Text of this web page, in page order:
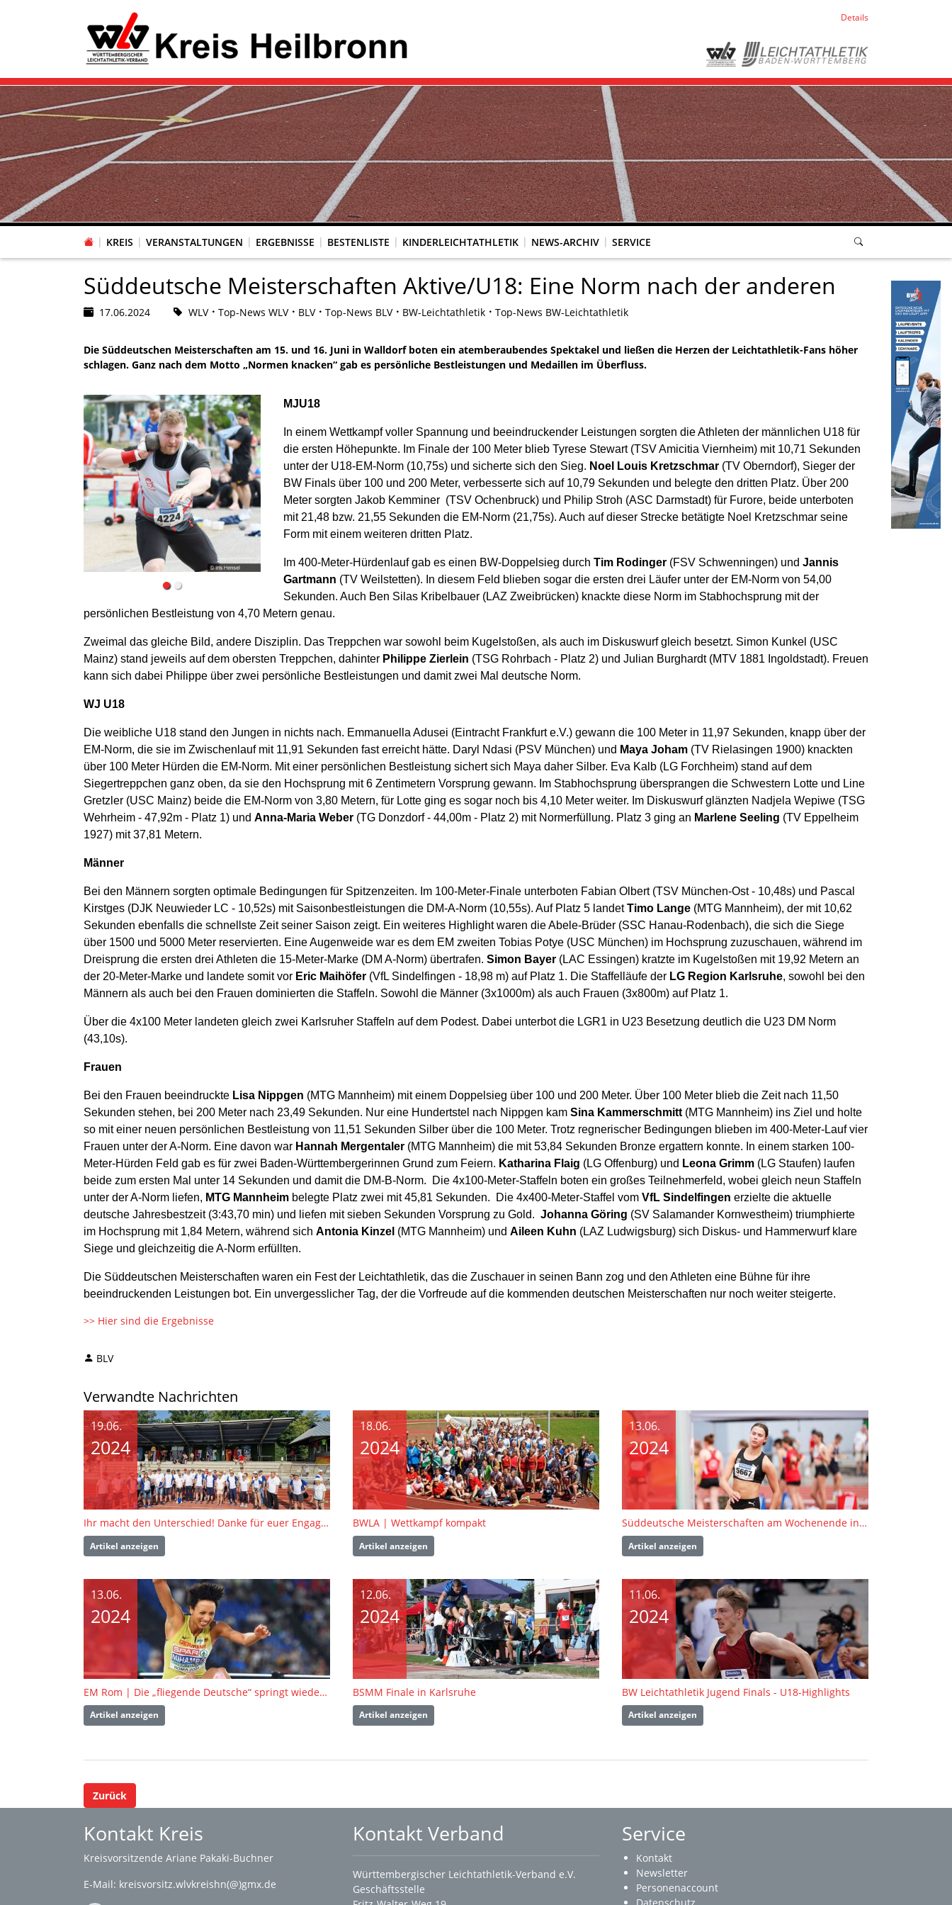
Details
KREIS VERANSTALTUNGEN ERGEBNISSE BESTENLISTE KINDERLEICHTATHLETIK NEWS-ARCHIV SERVICE
Süddeutsche Meisterschaften Aktive/U18: Eine Norm nach der anderen
17.06.2024 WLV Top-News WLV BLV Top-News BLV BW-Leichtathletik Top-News BW-Leichtathletik
Die Süddeutschen Meisterschaften am 15. und 16. Juni in Walldorf boten ein atemberaubendes Spektakel und ließen die Herzen der Leichtathletik-Fans höher
schlagen. Ganz nach dem Motto „Normen knacken“ gab es persönliche Bestleistungen und Medaillen im Überfluss.
MJU18
In einem Wettkampf voller Spannung und beeindruckender Leistungen sorgten die Athleten der männlichen U18 für
die ersten Höhepunkte. Im Finale der 100 Meter blieb Tyrese Stewart (TSV Amicitia Viernheim) mit 10,71 Sekunden
unter der U18-EM-Norm (10,75s) und sicherte sich den Sieg. Noel Louis Kretzschmar (TV Oberndorf), Sieger der
BW Finals über 100 und 200 Meter, verbesserte sich auf 10,79 Sekunden und belegte den dritten Platz. Über 200
Meter sorgten Jakob Kemminer (TSV Ochenbruck) und Philip Stroh (ASC Darmstadt) für Furore, beide unterboten
mit 21,48 bzw. 21,55 Sekunden die EM-Norm (21,75s). Auch auf dieser Strecke betätigte Noel Kretzschmar seine
Form mit einem weiteren dritten Platz.
Im 400-Meter-Hürdenlauf gab es einen BW-Doppelsieg durch Tim Rodinger (FSV Schwenningen) und Jannis
Gartmann (TV Weilstetten). In diesem Feld blieben sogar die ersten drei Läufer unter der EM-Norm von 54,00
Sekunden. Auch Ben Silas Kribelbauer (LAZ Zweibrücken) knackte diese Norm im Stabhochsprung mit der
persönlichen Bestleistung von 4,70 Metern genau.
Zweimal das gleiche Bild, andere Disziplin. Das Treppchen war sowohl beim Kugelstoßen, als auch im Diskuswurf gleich besetzt. Simon Kunkel (USC
Mainz) stand jeweils auf dem obersten Treppchen, dahinter Philippe Zierlein (TSG Rohrbach - Platz 2) und Julian Burghardt (MTV 1881 Ingoldstadt). Freuen
kann sich dabei Philippe über zwei persönliche Bestleistungen und damit zwei Mal deutsche Norm.
WJ U18
Die weibliche U18 stand den Jungen in nichts nach. Emmanuella Adusei (Eintracht Frankfurt e.V.) gewann die 100 Meter in 11,97 Sekunden, knapp über der
EM-Norm, die sie im Zwischenlauf mit 11,91 Sekunden fast erreicht hätte. Daryl Ndasi (PSV München) und Maya Joham (TV Rielasingen 1900) knackten
über 100 Meter Hürden die EM-Norm. Mit einer persönlichen Bestleistung sichert sich Maya daher Silber. Eva Kalb (LG Forchheim) stand auf dem
Siegertreppchen ganz oben, da sie den Hochsprung mit 6 Zentimetern Vorsprung gewann. Im Stabhochsprung übersprangen die Schwestern Lotte und Line
Gretzler (USC Mainz) beide die EM-Norm von 3,80 Metern, für Lotte ging es sogar noch bis 4,10 Meter weiter. Im Diskuswurf glänzten Nadjela Wepiwe (TSG
Wehrheim - 47,92m - Platz 1) und Anna-Maria Weber (TG Donzdorf - 44,00m - Platz 2) mit Normerfüllung. Platz 3 ging an Marlene Seeling (TV Eppelheim
1927) mit 37,81 Metern.
Männer
Bei den Männern sorgten optimale Bedingungen für Spitzenzeiten. Im 100-Meter-Finale unterboten Fabian Olbert (TSV München-Ost - 10,48s) und Pascal
Kirstges (DJK Neuwieder LC - 10,52s) mit Saisonbestleistungen die DM-A-Norm (10,55s). Auf Platz 5 landetTimo Lange (MTG Mannheim), der mit 10,62
Sekunden ebenfalls die schnellste Zeit seiner Saison zeigt. Ein weiteres Highlight waren die Abele-Brüder (SSC Hanau-Rodenbach), die sich die Siege
über 1500 und 5000 Meter reservierten. Eine Augenweide war es dem EM zweiten Tobias Potye (USC München) im Hochsprung zuzuschauen, während im
Dreisprung die ersten drei Athleten die 15-Meter-Marke (DM A-Norm) übertrafen. Simon Bayer (LAC Essingen) kratzte im Kugelstoßen mit 19,92 Metern an
der 20-Meter-Marke und landete somit vor Eric Maihöfer (VfL Sindelfingen - 18,98 m) auf Platz 1. Die Staffelläufe der LG Region Karlsruhe, sowohl bei den
Männern als auch bei den Frauen dominierten die Staffeln. Sowohl die Männer (3x1000m) als auch Frauen (3x800m) auf Platz 1.
Über die 4x100 Meter landeten gleich zwei Karlsruher Staffeln auf dem Podest. Dabei unterbot die LGR1 in U23 Besetzung deutlich die U23 DM Norm
(43,10s).
Frauen
Bei den Frauen beeindruckte Lisa Nippgen (MTG Mannheim) mit einem Doppelsieg über 100 und 200 Meter. Über 100 Meter blieb die Zeit nach 11,50
Sekunden stehen, bei 200 Meter nach 23,49 Sekunden. Nur eine Hundertstel nach Nippgen kam Sina Kammerschmitt (MTG Mannheim) ins Ziel und holte
so mit einer neuen persönlichen Bestleistung von 11,51 Sekunden Silber über die 100 Meter. Trotz regnerischer Bedingungen blieben im 400-Meter-Lauf vier
Frauen unter der A-Norm. Eine davon war Hannah Mergentaler (MTG Mannheim) die mit 53,84 Sekunden Bronze ergattern konnte. In einem starken 100-
Meter-Hürden Feld gab es für zwei Baden-Württembergerinnen Grund zum Feiern. Katharina Flaig (LG Offenburg) und Leona Grimm (LG Staufen) laufen
beide zum ersten Mal unter 14 Sekunden und damit die DM-B-Norm. Die 4x100-Meter-Staffeln boten ein großes Teilnehmerfeld, wobei gleich neun Staffeln
unter der A-Norm liefen, MTG Mannheim belegte Platz zwei mit 45,81 Sekunden. Die 4x400-Meter-Staffel vom VfL Sindelfingen erzielte die aktuelle
deutsche Jahresbestzeit (3:43,70 min) und liefen mit sieben Sekunden Vorsprung zu Gold. Johanna Göring (SV Salamander Kornwestheim) triumphierte
im Hochsprung mit 1,84 Metern, während sich Antonia Kinzel (MTG Mannheim) und Aileen Kuhn (LAZ Ludwigsburg) sich Diskus- und Hammerwurf klare
Siege und gleichzeitig die A-Norm erfüllten.
Die Süddeutschen Meisterschaften waren ein Fest der Leichtathletik, das die Zuschauer in seinen Bann zog und den Athleten eine Bühne für ihre
beeindruckenden Leistungen bot. Ein unvergesslicher Tag, der die Vorfreude auf die kommenden deutschen Meisterschaften nur noch weiter steigerte.
>> Hier sind die Ergebnisse
BLV
Verwandte Nachrichten
19.06.
2024
Ihr macht den Unterschied! Danke für euer Engagement!
Artikel anzeigen
18.06.
2024
BWLA | Wettkampf kompakt
Artikel anzeigen
13.06.
2024
Süddeutsche Meisterschaften am Wochenende in Walldorf
Artikel anzeigen
13.06.
2024
EM Rom | Die „fliegende Deutsche“ springt wieder mal zu Gold
Artikel anzeigen
12.06.
2024
BSMM Finale in Karlsruhe
Artikel anzeigen
11.06.
2024
BW Leichtathletik Jugend Finals - U18-Highlights
Artikel anzeigen
Zurück
Kontakt Kreis
Kreisvorsitzende Ariane Pakaki-Buchner
E-Mail: kreisvorsitz.wlvkreishn(@)gmx.de
Kontakt Verband
Württembergischer Leichtathletik-Verband e.V.
Geschäftsstelle
Service
Kontakt
Newsletter
Personenaccount